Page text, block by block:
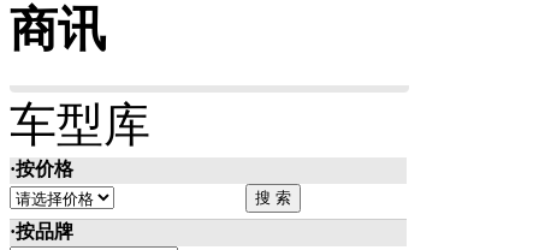
商讯
车型库
·按价格
·按品牌